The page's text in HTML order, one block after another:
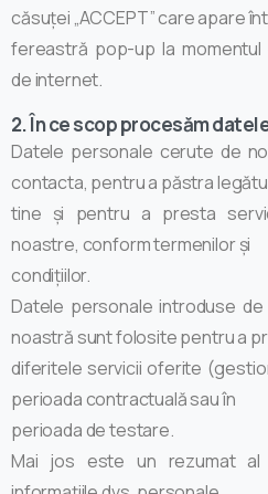
căsuței „ACCEPT” care apare
fereastră pop-up la momentul
de internet.
2. În ce scop procesăm
Datele personale cerute de
contacta, pentru a păstra
tine și pentru a presta
noastre, conform termenilor și
condițiilor.
Datele personale introduse
noastră sunt folosite pentru a
diferitele servicii oferite
perioada contractuală sau în
perioada de testare.
Mai jos este un rezumat al